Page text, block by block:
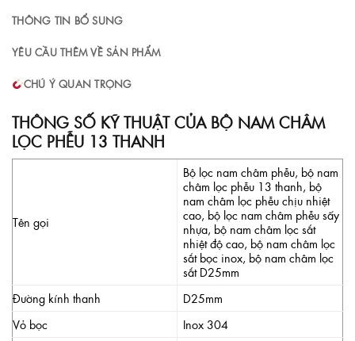
THÔNG TIN BỔ SUNG
YÊU CẦU THÊM VỀ SẢN PHẨM
CHÚ Ý QUAN TRỌNG
THÔNG SỐ KỸ THUẬT CỦA BỘ NAM CHÂM
LỌC PHỄU 13 THANH
Tên gọi
Bộ lọc nam châm phễu, bộ nam
châm lọc phễu 13 thanh, bộ
nam châm lọc phễu chịu nhiệt
cao, bộ lọc nam châm phễu sấy
nhựa, bộ nam châm lọc sắt
nhiệt độ cao, bộ nam châm lọc
sắt bọc inox, bộ nam châm lọc
sắt D25mm
Đường kính thanh
D25mm
Vỏ bọc
Inox 304